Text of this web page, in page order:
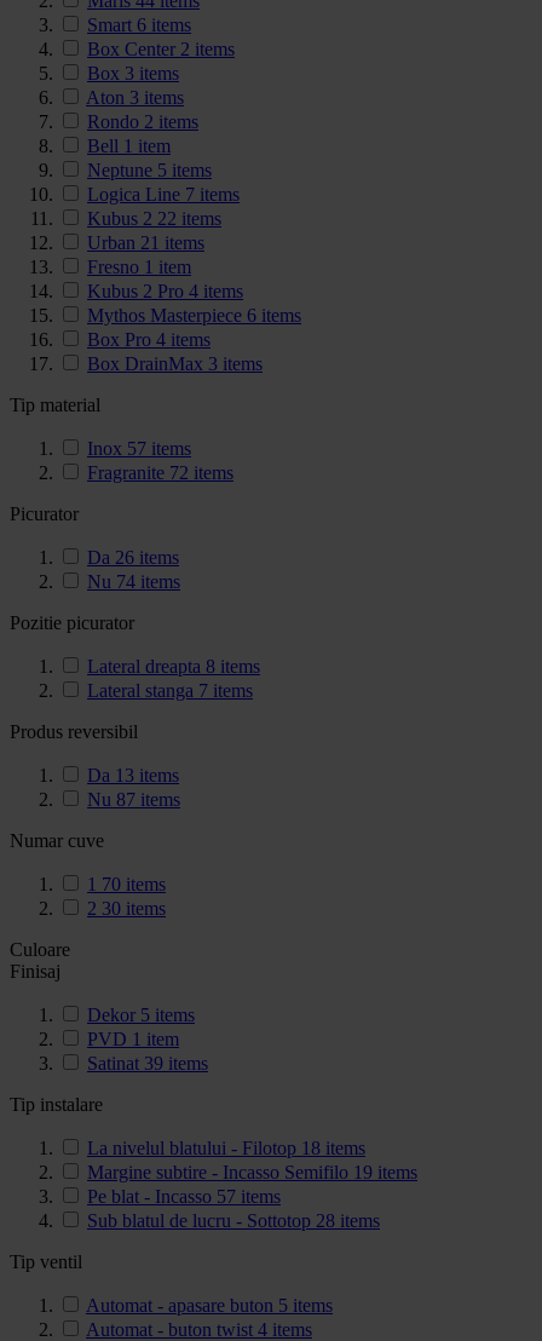
Smart 6 items
Box Center 2 items
Box 3 items
Aton 3 items
Rondo 2 items
Bell 1 item
Neptune 5 items
Logica Line 7 items
Kubus 2 22 items
Urban 21 items
Fresno 1 item
Kubus 2 Pro 4 items
Mythos Masterpiece 6 items
Box Pro 4 items
Box DrainMax 3 items
Tip material
Inox 57 items
Fragranite 72 items
Picurator
Da 26 items
Nu 74 items
Pozitie picurator
Lateral dreapta 8 items
Lateral stanga 7 items
Produs reversibil
Da 13 items
Nu 87 items
Numar cuve
1 70 items
2 30 items
Culoare
Finisaj
Dekor 5 items
PVD 1 item
Satinat 39 items
Tip instalare
La nivelul blatului - Filotop 18 items
Margine subtire - Incasso Semifilo 19 items
Pe blat - Incasso 57 items
Sub blatul de lucru - Sottotop 28 items
Tip ventil
Automat - apasare buton 5 items
Automat - buton twist 4 items